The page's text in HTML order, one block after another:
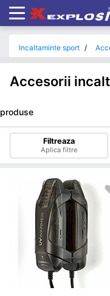
Incaltaminte sport
Accesorii
produse
Filtreaza
Aplica filtre